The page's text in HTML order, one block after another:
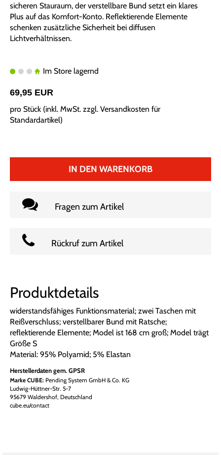
sicheren Stauraum, der verstellbare Bund setzt ein klares
Plus auf das Komfort-Konto. Reflektierende Elemente
schenken zusätzliche Sicherheit bei diffusen
Lichtverhältnissen.
Im Store lagernd
69,95 EUR
pro Stück (inkl. MwSt. zzgl. Versandkosten für
Standardartikel)
IN DEN WARENKORB
Fragen zum Artikel
Rückruf zum Artikel
Produktdetails
widerstandsfähiges Funktionsmaterial; zwei Taschen mit
Reißverschluss; verstellbarer Bund mit Ratsche;
reflektierende Elemente; Model ist 168 cm groß; Model trägt
Größe S
Material: 95% Polyamid; 5% Elastan
Herstellerdaten gem. GPSR
Marke CUBE: Pending System GmbH & Co. KG
Ludwig-Hüttner-Str. 5-7
95679 Waldershof, Deutschland
cube.eu/contact